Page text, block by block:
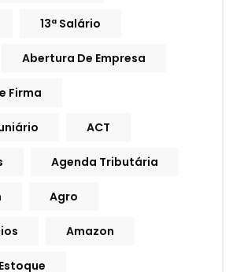
13ª Salário
Abertura De Empresa
Firma
ACT
Agenda Tributária
Agro
Amazon